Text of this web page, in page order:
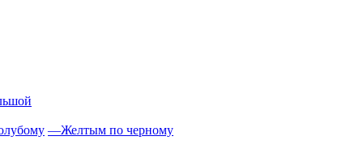
—Желтым по черному